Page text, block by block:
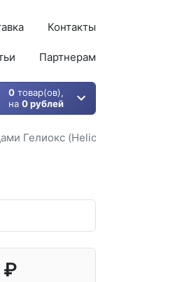
Контакты
Партнерам
0товар(ов),
на 0 рублей
Гелиокс (Heliox) Medicus
₽